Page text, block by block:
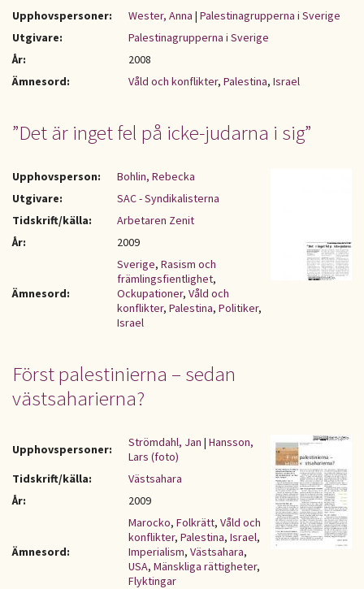
Upphovspersoner: Wester, Anna | Palestinagrupperna i Sverige
Utgivare:
Palestinagrupperna i Sverige
År:
2008
Ämnesord:
Våld och konflikter, Palestina, Israel
”Det är inget fel på icke-judarna i sig”
Upphovsperson:
Bohlin, Rebecka
Utgivare:
SAC - Syndikalisterna
Tidskrift/källa:
Arbetaren Zenit
År:
2009
Ämnesord:
Sverige, Rasism och
främlingsfientlighet,
Ockupationer, Våld och
konflikter, Palestina, Politiker,
Israel
Först palestinierna – sedan
västsaharierna?
Upphovspersoner: Strömdahl, Jan | Hansson,
Lars (foto)
Tidskrift/källa:
Västsahara
År:
2009
Ämnesord:
Marocko, Folkrätt, Våld och
konflikter, Palestina, Israel,
Imperialism, Västsahara,
USA, Mänskliga rättigheter,
Flyktingar